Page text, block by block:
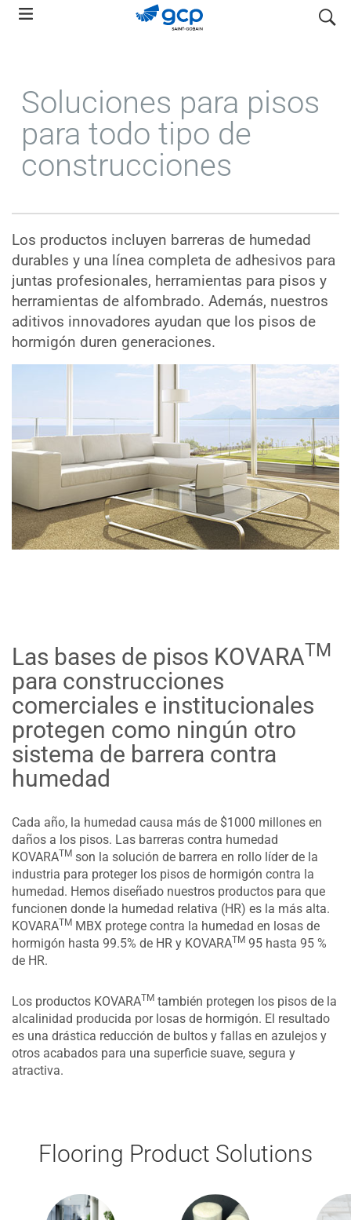
Skip
search
Soluciones para pisos
para todo tipo de
construcciones
Los productos incluyen barreras de humedad
durables y una línea completa de adhesivos para
juntas profesionales, herramientas para pisos y
herramientas de alfombrado. Además, nuestros
aditivos innovadores ayudan que los pisos de
hormigón duren generaciones.
Las bases de pisos KOVARATM
para construcciones
comerciales e institucionales
protegen como ningún otro
sistema de barrera contra
humedad
Cada año, la humedad causa más de $1000 millones en
daños a los pisos. Las barreras contra humedad
KOVARATM son la solución de barrera en rollo líder de la
industria para proteger los pisos de hormigón contra la
humedad. Hemos diseñado nuestros productos para que
funcionen donde la humedad relativa (HR) es la más alta.
KOVARATM MBX protege contra la humedad en losas de
hormigón hasta 99.5% de HR y KOVARATM 95 hasta 95 %
de HR.
Los productos KOVARATM también protegen los pisos de la
alcalinidad producida por losas de hormigón. El resultado
es una drástica reducción de bultos y fallas en azulejos y
otros acabados para una superficie suave, segura y
atractiva.
Flooring Product Solutions